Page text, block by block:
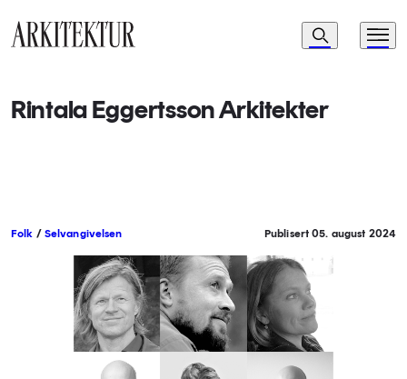
Navigasjon
Søk Meny
Rintala Eggertsson Arkitekter
Folk / Selvangivelsen Publisert 05. august 2024